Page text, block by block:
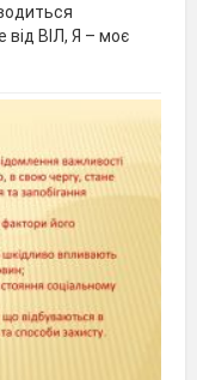
від ВІЛ, Я – моє